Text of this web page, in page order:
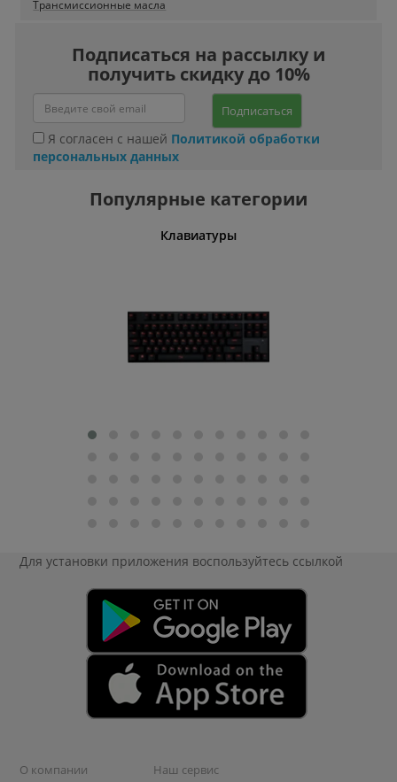
Трансмиссионные масла
Подписаться на рассылку и
получить скидку до 10%
Подписаться
Я согласен с нашей Политикой обработки
персональных данных
Популярные категории
Клавиатуры
Для установки приложения воспользуйтесь ссылкой
О компании
Наш сервис